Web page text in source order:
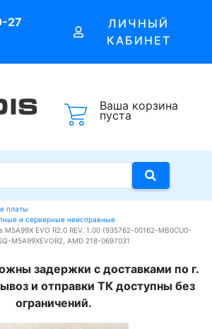
27
ЛИЧНЫЙ
КАБИНЕТ
Ваша корзина
пуста
платы
и серверные неисправные
M5A99X EVO R2.0 REV. 1.00 (935762-00162-MB0CU0-
M5A99XEVOR2, AMD 218-0697031
задержки с доставками по г.
и отправки ТК доступны без
ограничений.